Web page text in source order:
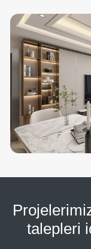
talepleri